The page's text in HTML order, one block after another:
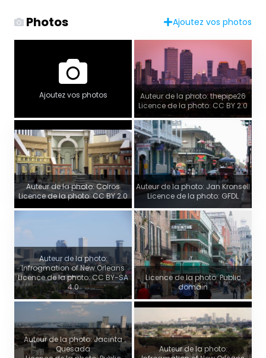
Photos Ajoutez vos photos
Ajoutez vos photos
Auteur de la photo: thepipe26
Licence de la photo: CC BY 2.0
Auteur de la photo: Colros
Licence de la photo: CC BY 2.0
Auteur de la photo: Jan Kronsell
Licence de la photo: GFDL
Auteur de la photo:
Infrogmation of New Orleans
Licence de la photo: CC BY-SA
4.0
Licence de la photo: Public
domain
Auteur de la photo: Jacinta
Quesada
Auteur de la photo: